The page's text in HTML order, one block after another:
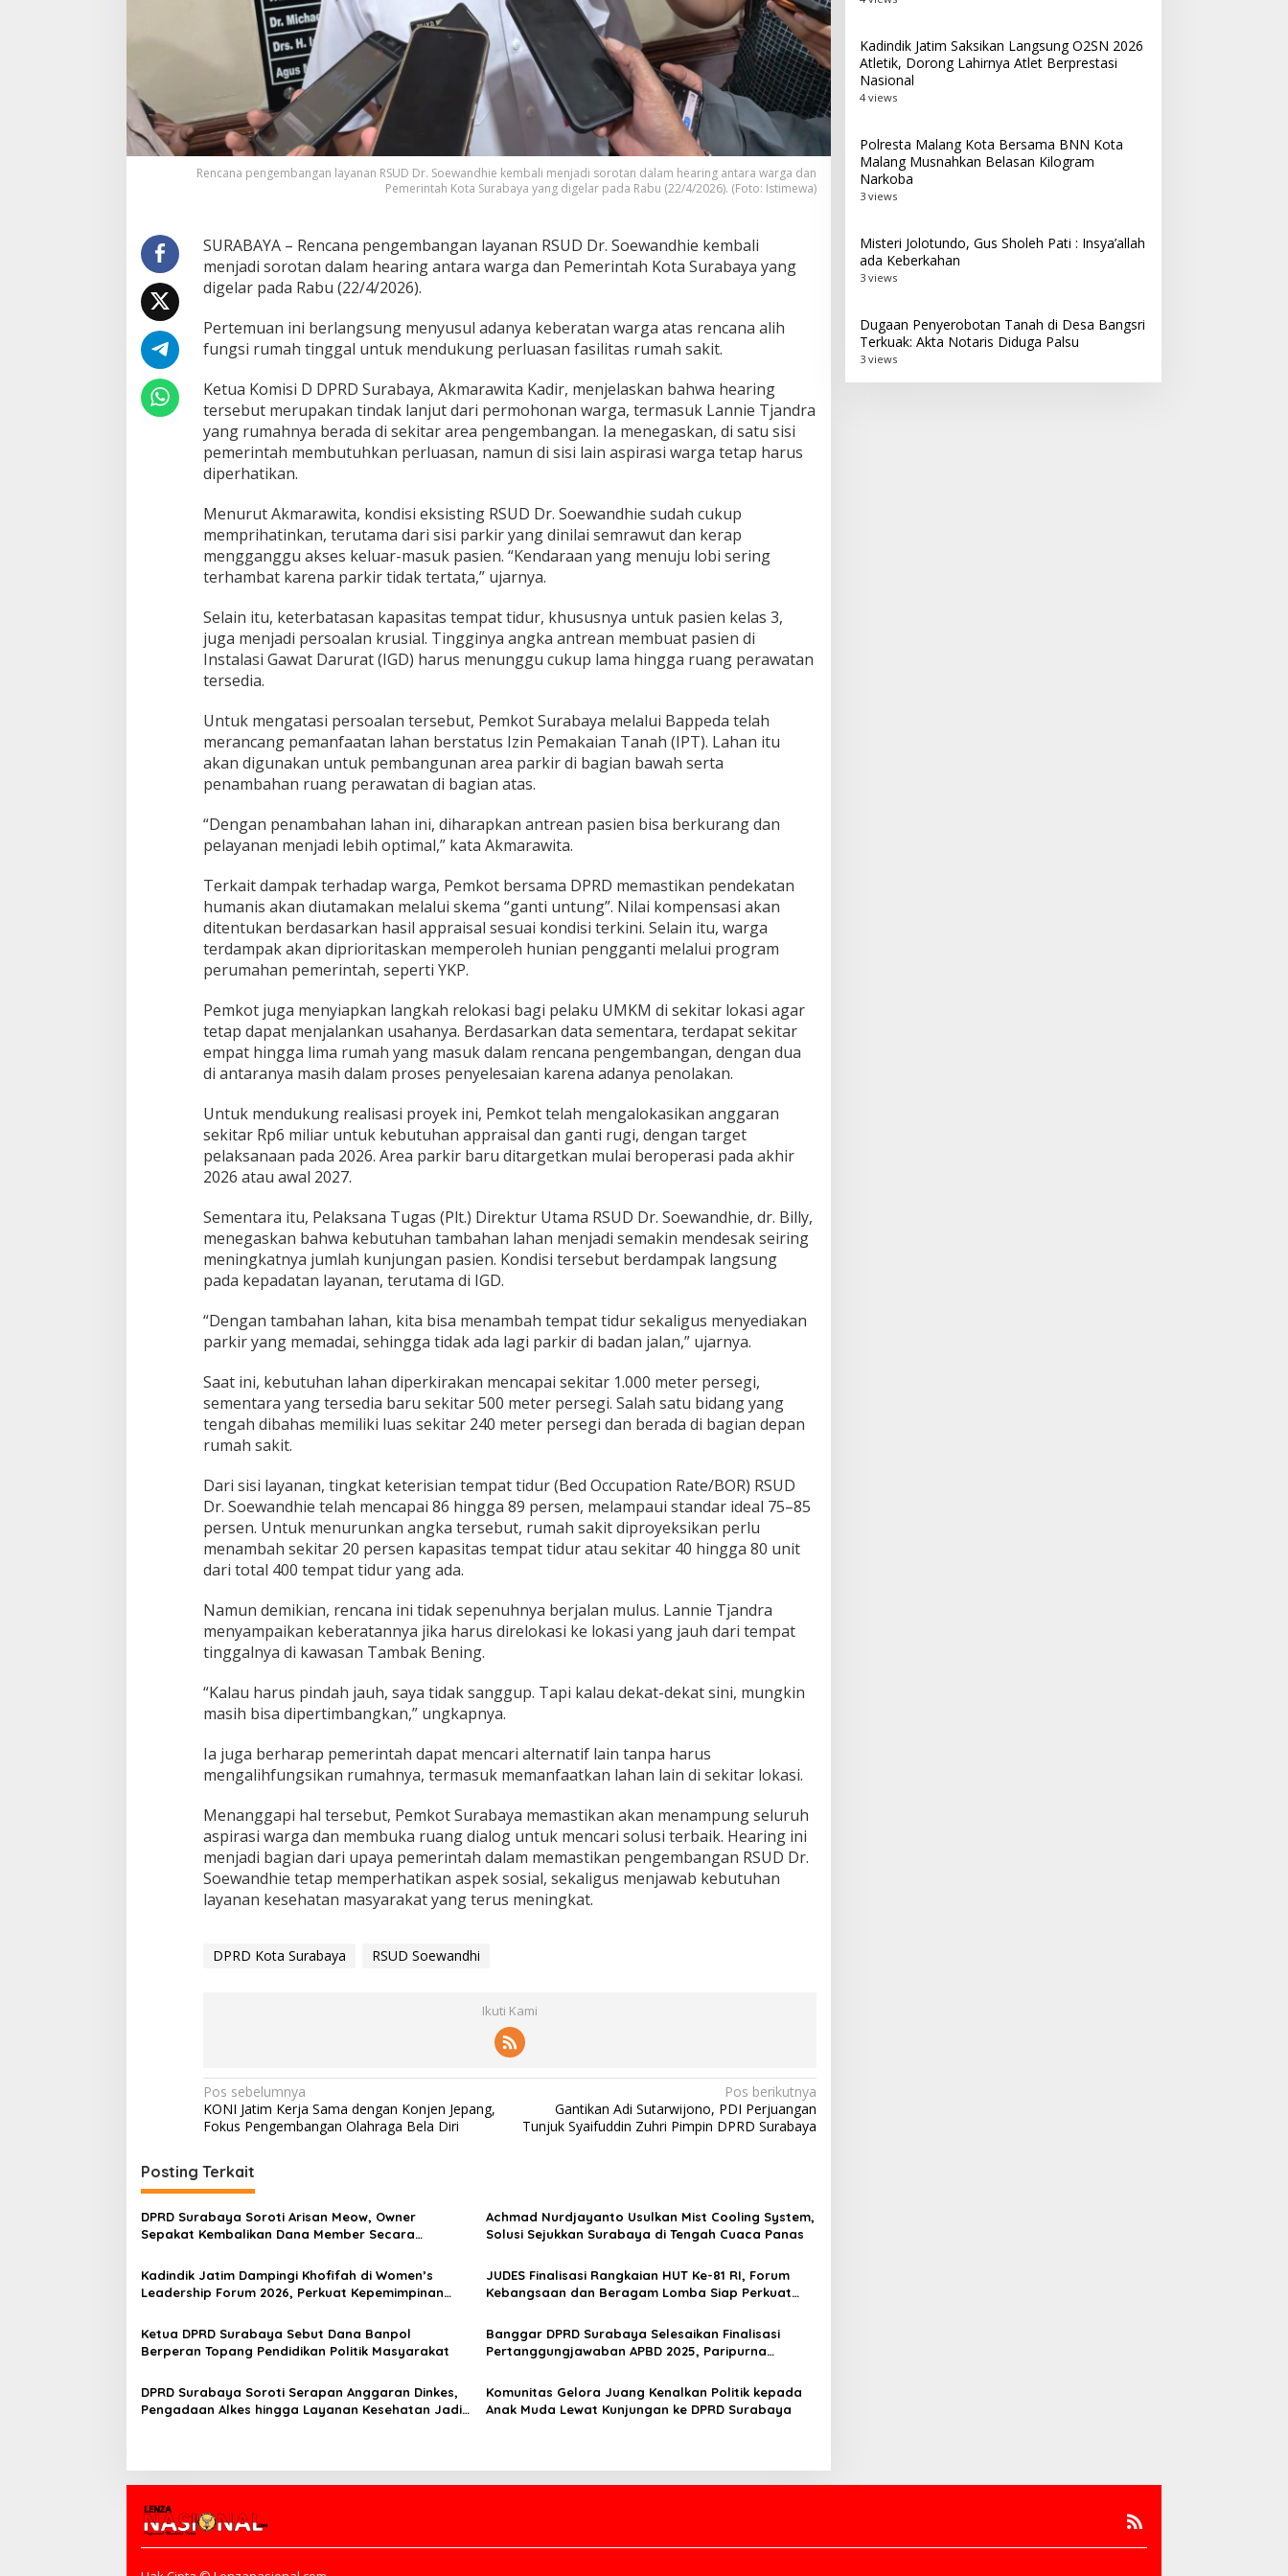
,
P
e
m
k
o
t
S
u
r
a
a
S
i
p
k
a
S
o
u
s
i
n
u
k
W
r
g
a
T
d
a
m
p
a
Rencana pengembangan layanan RSUD Dr. Soewandhie kembali menjadi sorotan dalam hearing antara warga dan
Pemerintah Kota Surabaya yang digelar pada Rabu (22/4/2026). (Foto: Istimewa)
SURABAYA – Rencana pengembangan layanan RSUD Dr. Soewandhie kembali
menjadi sorotan dalam hearing antara warga dan Pemerintah Kota Surabaya yang
digelar pada Rabu (22/4/2026).
Pertemuan ini berlangsung menyusul adanya keberatan warga atas rencana alih
fungsi rumah tinggal untuk mendukung perluasan fasilitas rumah sakit.
Ketua Komisi D DPRD Surabaya, Akmarawita Kadir, menjelaskan bahwa hearing
tersebut merupakan tindak lanjut dari permohonan warga, termasuk Lannie Tjandra
yang rumahnya berada di sekitar area pengembangan. Ia menegaskan, di satu sisi
pemerintah membutuhkan perluasan, namun di sisi lain aspirasi warga tetap harus
diperhatikan.
Menurut Akmarawita, kondisi eksisting RSUD Dr. Soewandhie sudah cukup
memprihatinkan, terutama dari sisi parkir yang dinilai semrawut dan kerap
mengganggu akses keluar-masuk pasien. “Kendaraan yang menuju lobi sering
terhambat karena parkir tidak tertata,” ujarnya.
Selain itu, keterbatasan kapasitas tempat tidur, khususnya untuk pasien kelas 3,
juga menjadi persoalan krusial. Tingginya angka antrean membuat pasien di
Instalasi Gawat Darurat (IGD) harus menunggu cukup lama hingga ruang perawatan
tersedia.
Untuk mengatasi persoalan tersebut, Pemkot Surabaya melalui Bappeda telah
merancang pemanfaatan lahan berstatus Izin Pemakaian Tanah (IPT). Lahan itu
akan digunakan untuk pembangunan area parkir di bagian bawah serta
penambahan ruang perawatan di bagian atas.
“Dengan penambahan lahan ini, diharapkan antrean pasien bisa berkurang dan
pelayanan menjadi lebih optimal,” kata Akmarawita.
Terkait dampak terhadap warga, Pemkot bersama DPRD memastikan pendekatan
humanis akan diutamakan melalui skema “ganti untung”. Nilai kompensasi akan
ditentukan berdasarkan hasil appraisal sesuai kondisi terkini. Selain itu, warga
terdampak akan diprioritaskan memperoleh hunian pengganti melalui program
perumahan pemerintah, seperti YKP.
Pemkot juga menyiapkan langkah relokasi bagi pelaku UMKM di sekitar lokasi agar
tetap dapat menjalankan usahanya. Berdasarkan data sementara, terdapat sekitar
empat hingga lima rumah yang masuk dalam rencana pengembangan, dengan dua
di antaranya masih dalam proses penyelesaian karena adanya penolakan.
Untuk mendukung realisasi proyek ini, Pemkot telah mengalokasikan anggaran
sekitar Rp6 miliar untuk kebutuhan appraisal dan ganti rugi, dengan target
pelaksanaan pada 2026. Area parkir baru ditargetkan mulai beroperasi pada akhir
2026 atau awal 2027.
Sementara itu, Pelaksana Tugas (Plt.) Direktur Utama RSUD Dr. Soewandhie, dr. Billy,
menegaskan bahwa kebutuhan tambahan lahan menjadi semakin mendesak seiring
meningkatnya jumlah kunjungan pasien. Kondisi tersebut berdampak langsung
pada kepadatan layanan, terutama di IGD.
“Dengan tambahan lahan, kita bisa menambah tempat tidur sekaligus menyediakan
parkir yang memadai, sehingga tidak ada lagi parkir di badan jalan,” ujarnya.
Saat ini, kebutuhan lahan diperkirakan mencapai sekitar 1.000 meter persegi,
sementara yang tersedia baru sekitar 500 meter persegi. Salah satu bidang yang
tengah dibahas memiliki luas sekitar 240 meter persegi dan berada di bagian depan
rumah sakit.
Dari sisi layanan, tingkat keterisian tempat tidur (Bed Occupation Rate/BOR) RSUD
Dr. Soewandhie telah mencapai 86 hingga 89 persen, melampaui standar ideal 75–85
persen. Untuk menurunkan angka tersebut, rumah sakit diproyeksikan perlu
menambah sekitar 20 persen kapasitas tempat tidur atau sekitar 40 hingga 80 unit
dari total 400 tempat tidur yang ada.
Namun demikian, rencana ini tidak sepenuhnya berjalan mulus. Lannie Tjandra
menyampaikan keberatannya jika harus direlokasi ke lokasi yang jauh dari tempat
tinggalnya di kawasan Tambak Bening.
“Kalau harus pindah jauh, saya tidak sanggup. Tapi kalau dekat-dekat sini, mungkin
masih bisa dipertimbangkan,” ungkapnya.
Ia juga berharap pemerintah dapat mencari alternatif lain tanpa harus
mengalihfungsikan rumahnya, termasuk memanfaatkan lahan lain di sekitar lokasi.
Menanggapi hal tersebut, Pemkot Surabaya memastikan akan menampung seluruh
aspirasi warga dan membuka ruang dialog untuk mencari solusi terbaik. Hearing ini
menjadi bagian dari upaya pemerintah dalam memastikan pengembangan RSUD Dr.
Soewandhie tetap memperhatikan aspek sosial, sekaligus menjawab kebutuhan
layanan kesehatan masyarakat yang terus meningkat.
DPRD Kota Surabaya RSUD Soewandhi
Ikuti Kami
N
a
i
g
a
i
p
o
s
Pos sebelumnya
KONI Jatim Kerja Sama dengan Konjen Jepang,
Fokus Pengembangan Olahraga Bela Diri
Pos berikutnya
Gantikan Adi Sutarwijono, PDI Perjuangan
Tunjuk Syaifuddin Zuhri Pimpin DPRD Surabaya
Posting Terkait
DPRD Surabaya Soroti Arisan Meow, Owner
Sepakat Kembalikan Dana Member Secara
Achmad Nurdjayanto Usulkan Mist Cooling System,
Solusi Sejukkan Surabaya di Tengah Cuaca Panas
Kadindik Jatim Dampingi Khofifah di Women’s
Leadership Forum 2026, Perkuat Kepemimpinan
JUDES Finalisasi Rangkaian HUT Ke-81 RI, Forum
Kebangsaan dan Beragam Lomba Siap Perkuat
Ketua DPRD Surabaya Sebut Dana Banpol
Berperan Topang Pendidikan Politik Masyarakat
Banggar DPRD Surabaya Selesaikan Finalisasi
Pertanggungjawaban APBD 2025, Paripurna
DPRD Surabaya Soroti Serapan Anggaran Dinkes,
Pengadaan Alkes hingga Layanan Kesehatan Jadi
Komunitas Gelora Juang Kenalkan Politik kepada
Anak Muda Lewat Kunjungan ke DPRD Surabaya
Kadindik Jatim Saksikan Langsung O2SN 2026
Atletik, Dorong Lahirnya Atlet Berprestasi
Nasional
4 views
Polresta Malang Kota Bersama BNN Kota
Malang Musnahkan Belasan Kilogram
Narkoba
3 views
Misteri Jolotundo, Gus Sholeh Pati : Insya’allah
ada Keberkahan
3 views
Dugaan Penyerobotan Tanah di Desa Bangsri
Terkuak: Akta Notaris Diduga Palsu
3 views